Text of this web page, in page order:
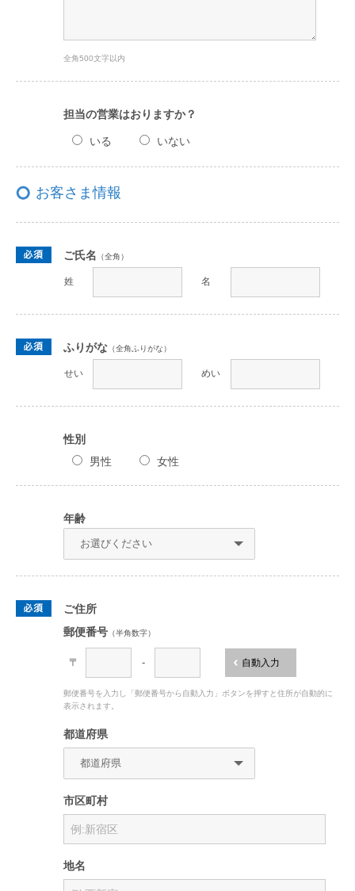
全角500文字以内
担当の営業はおりますか？
いる いない
お客さま情報
ご氏名 （全角）
姓 名
ふりがな （全角ふりがな）
せい めい
性別
男性
女性
年齢
ご住所
郵便番号 （半角数字）
〒 - 自動入力
郵便番号を入力し「郵便番号から自動入力」ボタンを押すと住所が自動的に
表示されます。
都道府県
市区町村
地名